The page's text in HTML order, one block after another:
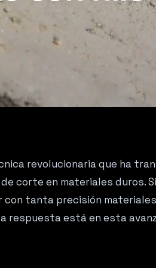
revolucionaria que ha
corte en materiales duros.
tanta precisión
respuesta está en esta